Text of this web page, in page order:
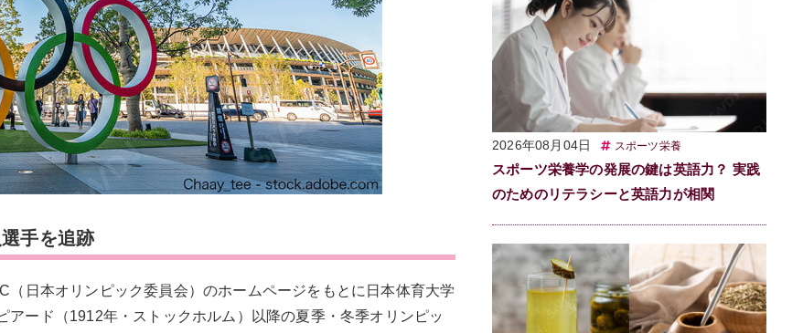
手を追跡
日本オリンピック委員会）のホームページをもとに日本体育大学
ード（1912年・ストックホルム）以降の夏季・冬季オリンピッ
2026年08月04日 スポーツ栄養
スポーツ栄養学の発展の鍵は英語力？ 実践
のためのリテラシーと英語力が相関